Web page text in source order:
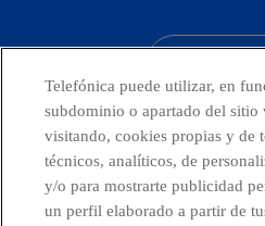
Telefónica en redes sociales
Telefónica puede utilizar, en
subdominio o apartado del sitio
visitando, cookies propias y de
técnicos, analíticos, de
y/o para mostrarte publicidad
un perfil elaborado a partir de